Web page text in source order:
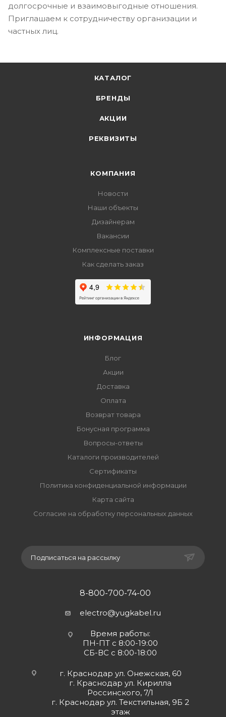
долгосрочные и взаимовыгодные отношения.
Приглашаем к сотрудничеству организации и
частных лиц.
КАТАЛОГ
БРЕНДЫ
АКЦИИ
РЕКВИЗИТЫ
КОМПАНИЯ
Новости
Наши объекты
Дизайнерам
Вакансии
Комплексные поставки
Как сделать заказ
ИНФОРМАЦИЯ
Блог
Акции
Доставка
Оплата
Возврат товара
Бонусная программа
Вопросы-ответы
Каталоги производителей
Сертификаты
Политика конфиденциальной информации
Карта сайта
Согласие на обработку персональных данных
Подписаться на рассылку
8-800-700-74-00
electro@yugkabel.ru
Время работы:
ПН-ПТ с 8:00-19:00
СБ-ВС с 8:00-18:00
г. Краснодар ул. Онежская, 60
г. Краснодар ул. Кирилла
Россинского, 7/1
г. Краснодар ул. Текстильная, 9Б 2
этаж